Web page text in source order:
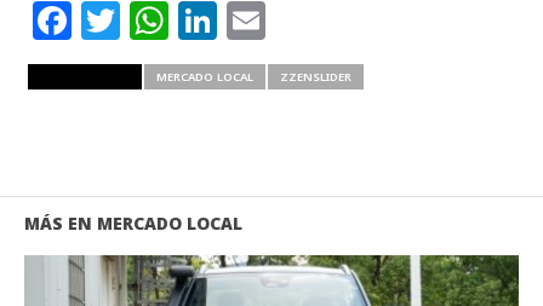
Facebook
Twitter
WhatsApp
LinkedIn
Email
MERCADO LOCAL ZZENSLIDER
MÁS EN MERCADO LOCAL